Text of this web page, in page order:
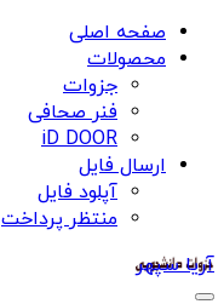
صفحه اصلی
محصولات
جزوات
فنر صحافی
iD DOOR
ارسال فایل
آپلود فایل
منتظر پرداخت
آریا سپهر